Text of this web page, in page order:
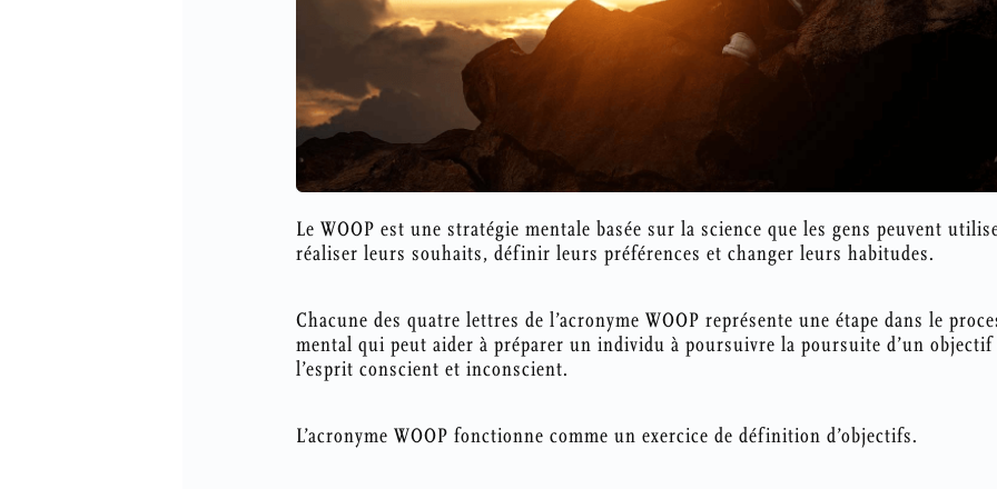
Le WOOP est une stratégie mentale basée sur la science que les gens peuvent
réaliser leurs souhaits, définir leurs préférences et changer leurs habitudes.
Chacune des quatre lettres de l’acronyme WOOP représente une étape dans le
mental qui peut aider à préparer un individu à poursuivre la poursuite d’un
l’esprit conscient et inconscient.
L’acronyme WOOP fonctionne comme un exercice de définition d’objectifs.